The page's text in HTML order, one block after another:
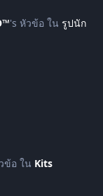
's หัวข้อ ใน รูปนัก
ข้อ ใน Kits